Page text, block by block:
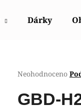
Dárky
Průměrné
produktu
je
Neohodnoceno
GBD-
HLEDAT